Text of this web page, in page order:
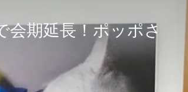
会期延長！ポッポさ